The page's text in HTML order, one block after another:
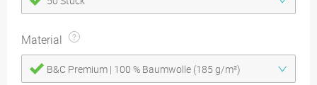
Material
B&C Premium | 100 % Baumwolle (185 g/m²)